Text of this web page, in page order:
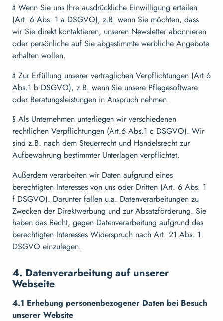
§ Wenn Sie uns Ihre ausdrückliche Einwilligung erteilen
(Art. 6 Abs. 1 a DSGVO), z.B. wenn Sie möchten, dass
wir Sie direkt kontaktieren, unseren Newsletter abonnieren
oder persönliche auf Sie abgestimmte werbliche Angebote
erhalten wollen.
§ Zur Erfüllung unserer vertraglichen Verpflichtungen (Art.6
Abs.1 b DSGVO), z.B. wenn Sie unsere Pflegesoftware
oder Beratungsleistungen in Anspruch nehmen.
§ Als Unternehmen unterliegen wir verschiedenen
rechtlichen Verpflichtungen (Art.6 Abs.1 c DSGVO). Wir
sind z.B. nach dem Steuerrecht und Handelsrecht zur
Aufbewahrung bestimmter Unterlagen verpflichtet.
Außerdem verarbeiten wir Daten aufgrund eines
berechtigten Interesses von uns oder Dritten (Art. 6 Abs. 1
f DSGVO). Darunter fallen u.a. Datenverarbeitungen zu
Zwecken der Direktwerbung und zur Absatzförderung. Sie
haben das Recht, gegen Datenverarbeitung aufgrund des
berechtigten Interesses Widerspruch nach Art. 21 Abs. 1
DSGVO einzulegen.
4. Datenverarbeitung auf unserer
Webseite
4.1 Erhebung personenbezogener Daten bei Besuch
unserer Website